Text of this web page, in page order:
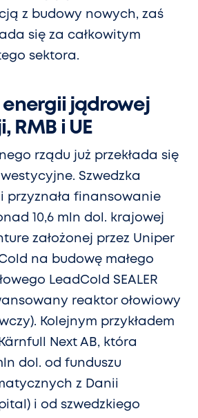
z budowy nowych, zaś
się za całkowitym
sektora.
energii jądrowej
RMB i UE
rządu już przekłada się
Szwedzka
przyznała finansowanie
10,6 mln dol. krajowej
założonej przez Uniper
na budowę małego
LeadCold SEALER
reaktor ołowiowy
Kolejnym przykładem
Next AB, która
dol. od funduszu
z Danii
i od szwedzkiego